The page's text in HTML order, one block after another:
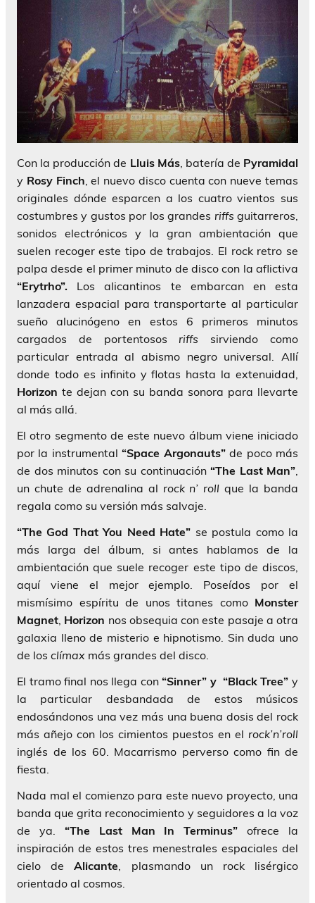
Con la producción de Lluis Más, batería de Pyramidal
y Rosy Finch, el nuevo disco cuenta con nueve temas
originales dónde esparcen a los cuatro vientos sus
costumbres y gustos por los grandes riffs guitarreros,
sonidos electrónicos y la gran ambientación que
suelen recoger este tipo de trabajos. El rock retro se
palpa desde el primer minuto de disco con la aflictiva
“Erytrho”. Los alicantinos te embarcan en esta
lanzadera espacial para transportarte al particular
sueño alucinógeno en estos 6 primeros minutos
cargados de portentosos riffs sirviendo como
particular entrada al abismo negro universal. Allí
donde todo es infinito y flotas hasta la extenuidad,
Horizon te dejan con su banda sonora para llevarte
al más allá.
El otro segmento de este nuevo álbum viene iniciado
por la instrumental“Space Argonauts”de poco más
de dos minutos con su continuación “The Last Man”,
un chute de adrenalina al rock n’ roll que la banda
regala como su versión más salvaje.
“The God That You Need Hate” se postula como la
más larga del álbum, si antes hablamos de la
ambientación que suele recoger este tipo de discos,
aquí viene el mejor ejemplo. Poseídos por el
mismísimo espíritu de unos titanes como Monster
Magnet, Horizon nos obsequia con este pasaje a otra
galaxia lleno de misterio e hipnotismo. Sin duda uno
de los clímax más grandes del disco.
El tramo final nos llega con“Sinner” y “Black Tree” y
la particular desbandada de estos músicos
endosándonos una vez más una buena dosis del rock
más añejo con los cimientos puestos en el rock’n’roll
inglés de los 60. Macarrismo perverso como fin de
fiesta.
Nada mal el comienzo para este nuevo proyecto, una
banda que grita reconocimiento y seguidores a la voz
de ya. “The Last Man In Terminus” ofrece la
inspiración de estos tres menestrales espaciales del
cielo deAlicante, plasmando un rock lisérgico
orientado al cosmos.